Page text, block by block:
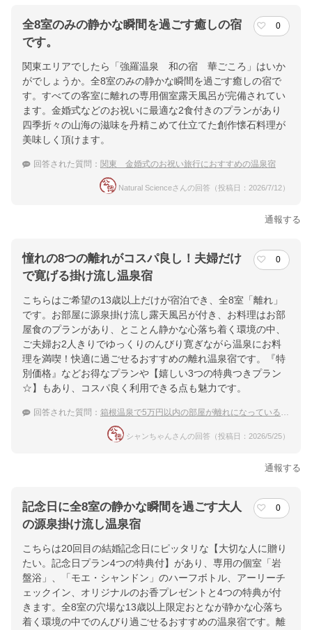
交通アクセス
駅より徒歩４～５分／小田原厚木道路 風祭ＩＣより車で３０分
提供：楽天トラベル
楽天トラベルで
ホテル詳細を詳しく見る
全8室のみの静かな瞬間を過ごす癒しの宿
です。
0
関東エリアでしたら「強羅温泉 和の宿 華ごころ」はいか
がでしょうか。全8室のみの静かな瞬間を過ごす癒しの宿で
す。すべての客室に離れの専用個室露天風呂が完備されてい
ます。金婚式などのお祝いに最適な2食付きのプランがあり
四季折々の山海の滋味を丹精こめて仕立てた創作懐石料理が
美味しく頂けます。
回答された質問： 関東 金婚式のお祝い旅行におすすめの温泉宿
Natural Scienceさんの回答（投稿日：2026/7/12）
通報する
憧れの8つの離れがコスパ良し！夫婦だけ
で寛げる掛け流し温泉宿
0
こちらはご希望の13歳以上だけが宿泊でき、全8室「離れ」
です。お部屋に源泉掛け流し露天風呂が付き、お料理はお部
屋食のプランがあり、とことん静かな心落ち着く環境の中、
ご夫婦お2人きりでゆっくりのんびり寛ぎながら温泉にお料
理を満喫！快適に過ごせるおすすめの離れ温泉宿です。『特
別価格』などお得なプランや【嬉しい3つの特典つきプラン
☆】もあり、コスパ良く利用できる点も魅力です。
回答された質問： 箱根温泉で5万円以内の部屋が離れになっている温泉宿でおすすめはありますか？
シャンちゃんさんの回答（投稿日：2026/5/25）
通報する
記念日に全8室の静かな瞬間を過ごす大人
の源泉掛け流し温泉宿
0
こちらは20回目の結婚記念日にピッタリな【大切な人に贈り
たい。記念日プラン4つの特典付】があり、専用の個室「岩
盤浴」、「モエ・シャンドン」のハーフボトル、アーリーチ
ェックイン、オリジナルのお香プレゼントと4つの特典が付
きます。全8室の穴場な13歳以上限定おとなが静かな心落ち
着く環境の中でのんびり過ごせるおすすめの温泉宿です。離